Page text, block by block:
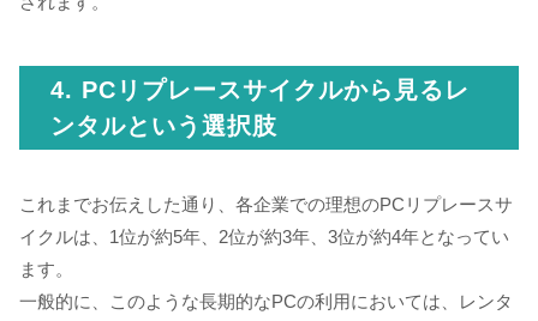
4. PCリプレースサイクルから見るレ
ンタルという選択肢
これまでお伝えした通り、各企業での理想のPCリプレースサ
イクルは、1位が約5年、2位が約3年、3位が約4年となってい
ます。
一般的に、このような長期的なPCの利用においては、レンタ